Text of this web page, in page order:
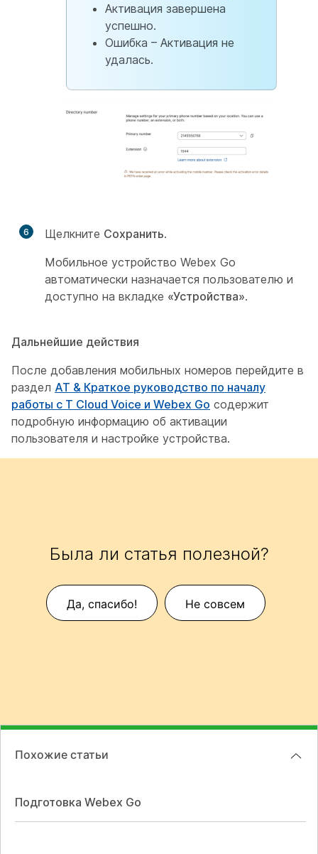
Активация завершена
успешно.
Ошибка – Активация не
удалась.
6 Щелкните Сохранить.
Мобильное устройство Webex Go
автоматически назначается пользователю и
доступно на вкладке «Устройства».
Дальнейшие действия
После добавления мобильных номеров перейдите в
раздел AT & Краткое руководство по началу
работы с T Cloud Voice и Webex Go содержит
подробную информацию об активации
пользователя и настройке устройства.
Была ли статья полезной?
Да, спасибо! Не совсем
Похожие статьи
Подготовка Webex Go